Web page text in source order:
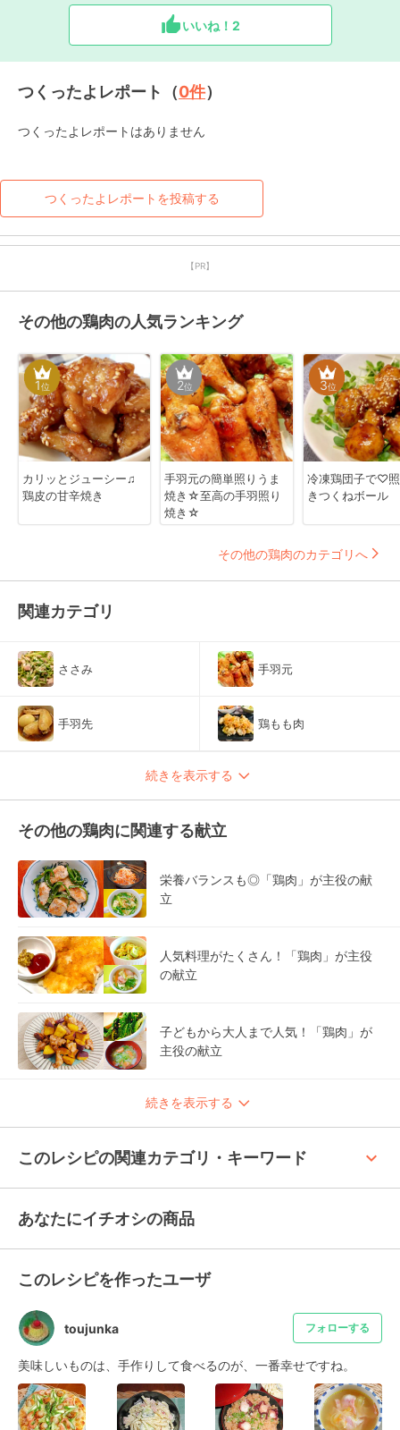
いいね！ 2
つくったよレポート（0件）
つくったよレポートはありません
つくったよレポートを投稿する
【PR】
その他の鶏肉の人気ランキング
1位
カリッとジューシー♫
鶏皮の甘辛焼き
2位
手羽元の簡単照りうま
焼き☆至高の手羽照り
焼き☆
3位
冷凍鶏団子で♡
きつくねボール
その他の鶏肉のカテゴリへ
関連カテゴリ
ささみ 手羽元
手羽先 鶏もも肉
続きを表示する
その他の鶏肉に関連する献立
栄養バランスも◎「鶏肉」が主役の献
立
人気料理がたくさん！「鶏肉」が主役
の献立
子どもから大人まで人気！「鶏肉」が
主役の献立
続きを表示する
このレシピの関連カテゴリ・キーワード keyboard_arrow_up
あなたにイチオシの商品
このレシピを作ったユーザ
toujunka フォローする
美味しいものは、手作りして食べるのが、一番幸せですね。